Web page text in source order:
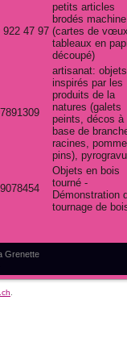
922 47 97
petits articles
brodés
(cartes de
tableaux en
découpé)
artisanat: objets
inspirés par les
produits de la
natures (galets
peints, décos à
base de
racines,
pins),
Objets en bois
tourné -
Démonstration
tournage de
Grenette